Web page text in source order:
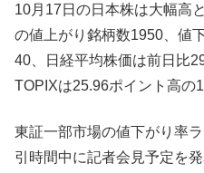
10月17日の日本株は大幅高
の値上がり銘柄数1950、値
40、日経平均株価は前日比
TOPIXは25.96ポイント高の
東証一部市場の値下がり率
引時間中に記者会見予定を